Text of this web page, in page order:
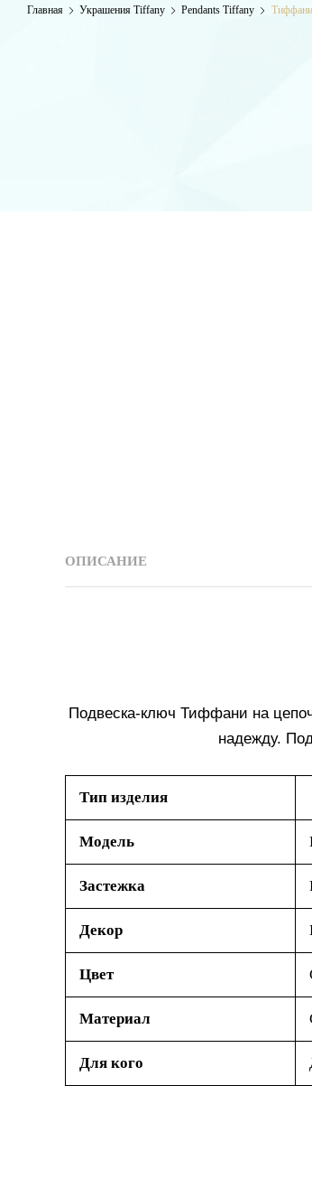
Главная Украшения Tiffany Pendants Tiffany Тиффани
ОПИСАНИЕ
Подвеска-ключ Тиффани на
надежду.
Тип изделия
Модель
Застежка
Декор
Цвет
Материал
Для кого